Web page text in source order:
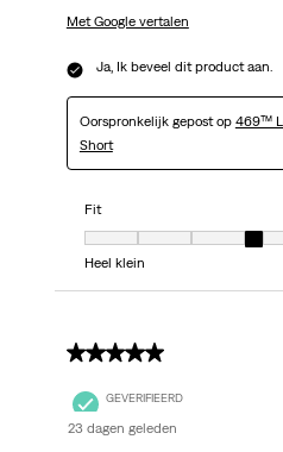
Met Google vertalen
Ja, Ik beveel dit product aan.
Oorspronkelijk gepost op 469™
Short
Fit
Fit, 4 van 7, waarbij 1 gelijk is
Heel klein
5 van 5 sterren.
GEVERIFIEERD
23 dagen geleden